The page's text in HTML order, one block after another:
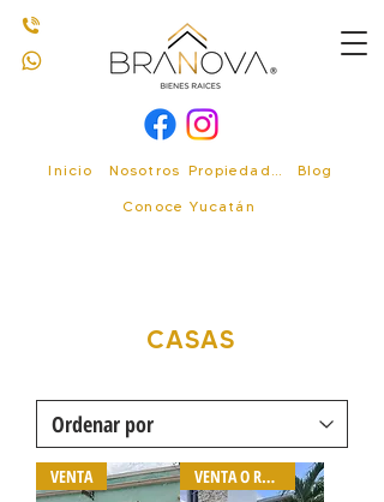
Inicio Nosotros
Blog
Conoce Yucatán
CASAS
VENTA VENTA O RENTA